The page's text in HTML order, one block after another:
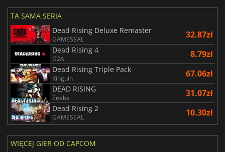
TA SAMA SERIA
Dead Rising Deluxe Remaster
GAMESEAL 32.87zł
Dead Rising 4
G2A 8.79zł
Dead Rising Triple Pack
Kinguin 67.06zł
DEAD RISING
Eneba 31.07zł
Dead Rising 2
GAMESEAL 10.30zł
WIĘCEJ GIER OD CAPCOM